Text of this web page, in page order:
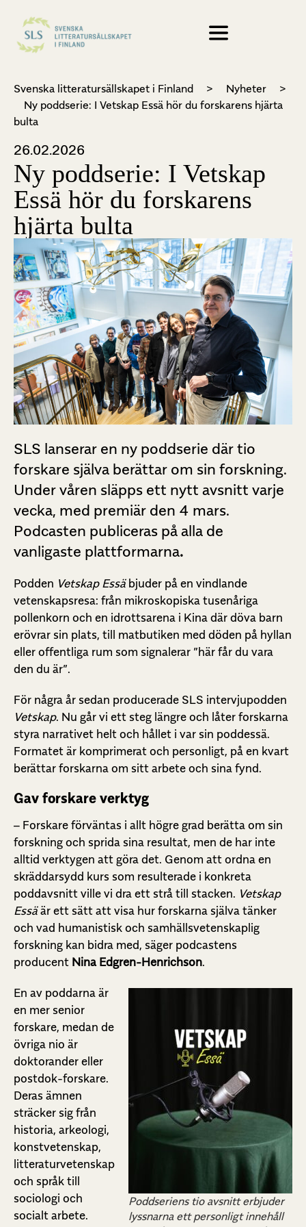
Svenska litteratursällskapet i Finland > Nyheter
>
Ny poddserie: I Vetskap Essä hör du forskarens hjärta
bulta
26.02.2026
Ny poddserie: I Vetskap
Essä hör du forskarens
hjärta bulta
SLS lanserar en ny poddserie där tio
forskare själva berättar om sin forskning.
Under våren släpps ett nytt avsnitt varje
vecka, med premiär den 4 mars.
Podcasten publiceras på alla de
vanligaste plattformarna.
Podden Vetskap Essäbjuder på en vindlande
vetenskapsresa: från mikroskopiska tusenåriga
pollenkorn och en idrottsarena i Kina där döva barn
erövrar sin plats, till matbutiken med döden på hyllan
eller offentliga rum som signalerar ”här får du vara
den du är”.
För några år sedan producerade SLS intervjupodden
Vetskap. Nu går vi ett steg längre och låter forskarna
styra narrativet helt och hållet i var sin poddessä.
Formatet är komprimerat och personligt, på en kvart
berättar forskarna om sitt arbete och sina fynd.
Gav forskare verktyg
– Forskare förväntas i allt högre grad berätta om sin
forskning och sprida sina resultat, men de har inte
alltid verktygen att göra det. Genom att ordna en
skräddarsydd kurs som resulterade i konkreta
poddavsnitt ville vi dra ett strå till stacken. Vetskap
Essäär ett sätt att visa hur forskarna själva tänker
och vad humanistisk och samhällsvetenskaplig
forskning kan bidra med, säger podcastens
producent Nina Edgren-Henrichson.
Poddseriens tio avsnitt erbjuder
lyssnarna ett personligt innehåll
En av poddarna är
en mer senior
forskare, medan de
övriga nio är
doktorander eller
postdok-forskare.
Deras ämnen
sträcker sig från
historia, arkeologi,
konstvetenskap,
litteraturvetenskap
och språk till
sociologi och
socialt arbete.